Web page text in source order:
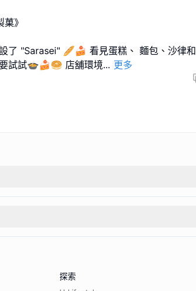
》
了 "Sarasei" 🥖🍰 看見蛋糕、 麵包、沙律和
試試🍲🍰🥯 店舖環境... 更多
探索